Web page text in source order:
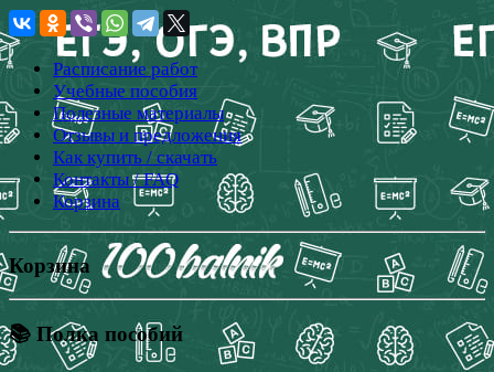
Расписание работ
Учебные пособия
Полезные материалы
Отзывы и предложения
Как купить / скачать
Контакты / FAQ
Корзина
Корзина
📚 Полка пособий